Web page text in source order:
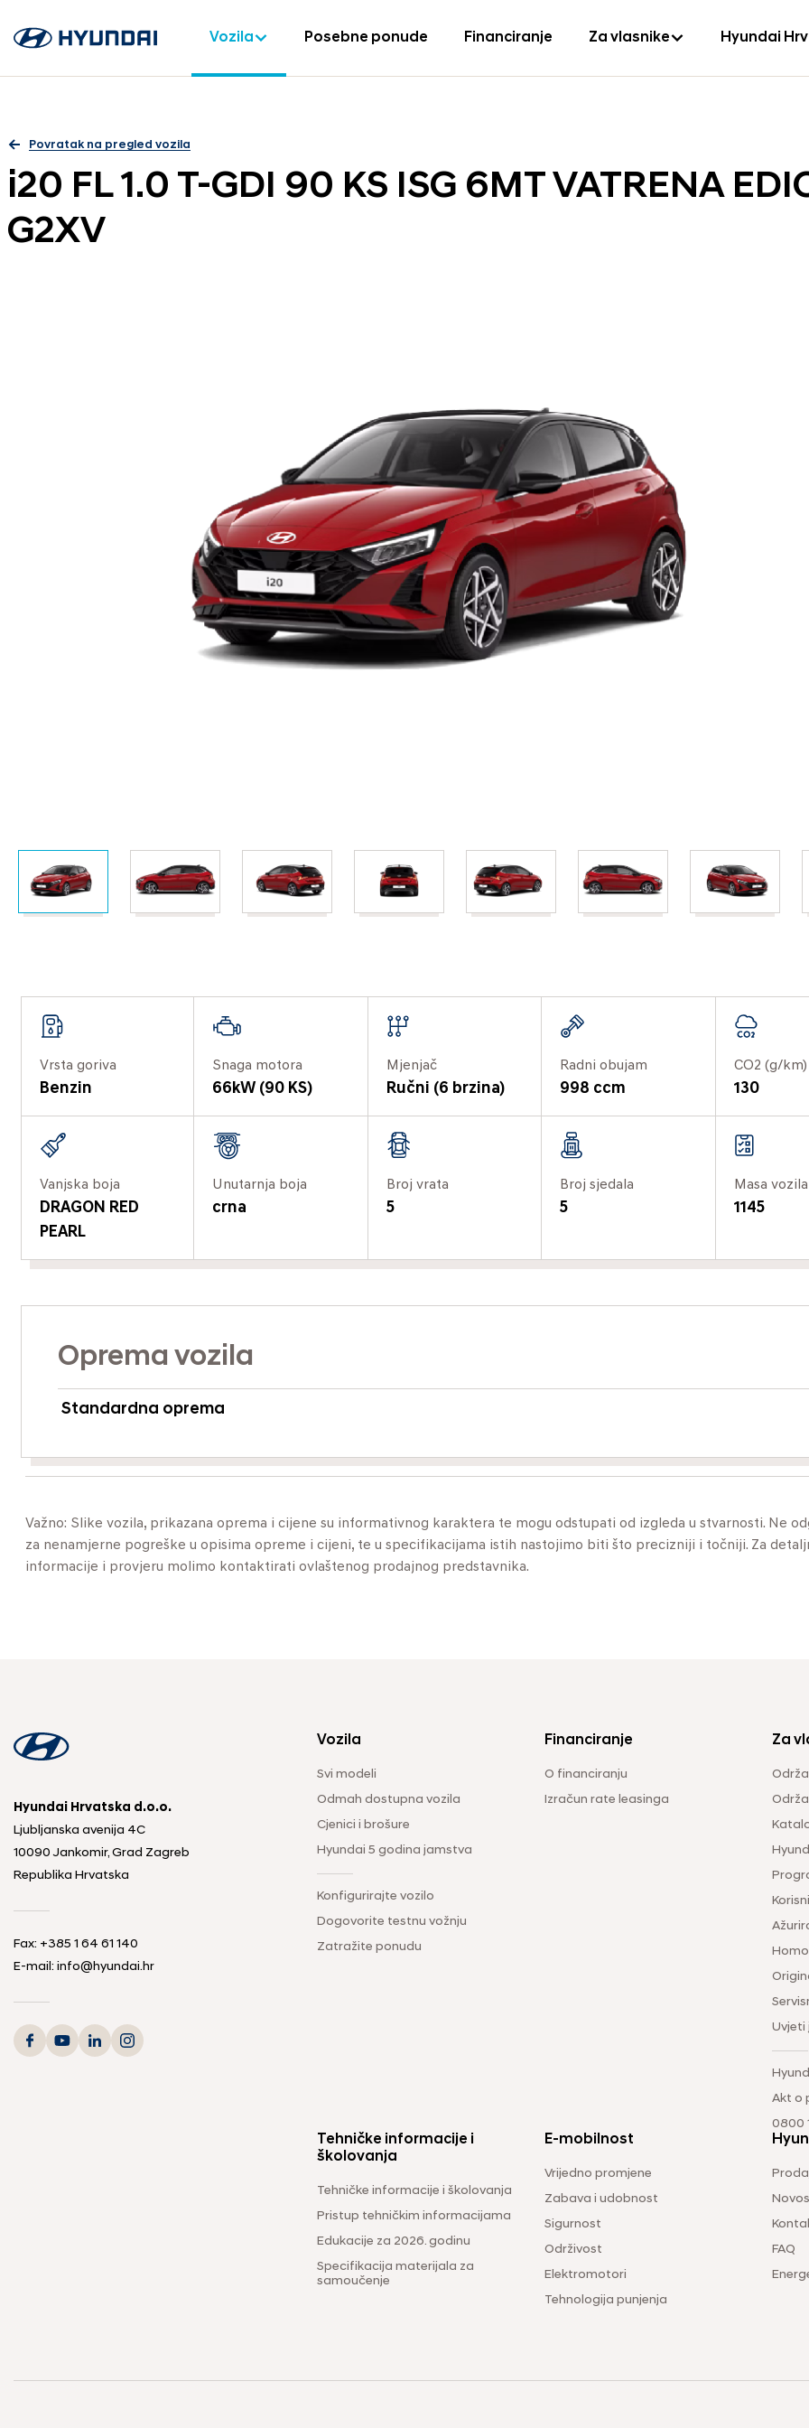
Vozila Posebne ponude Financiranje Za vlasnike Hyundai
Povratak na pregled vozila
i20 FL 1.0 T-GDI 90 KS ISG 6MT VATRENA
G2XV
Vrsta goriva
Benzin
Snaga motora
66kW (90 KS)
Mjenjač
Ručni (6 brzina)
Radni obujam
998 ccm
CO2 (g/km)
130
Vanjska boja
DRAGON RED
PEARL
Unutarnja boja
crna
Broj vrata
5
Broj sjedala
5
Masa
1145
Oprema vozila
Standardna oprema
Važno: Slike vozila, prikazana oprema i cijene su informativnog karaktera te mogu odstupati od izgleda u stvarnosti. Ne
za nenamjerne pogreške u opisima opreme i cijeni, te u specifikacijama istih nastojimo biti što precizniji i točniji. Za
informacije i provjeru molimo kontaktirati ovlaštenog prodajnog predstavnika.
Hyundai Hrvatska d.o.o.
Ljubljanska avenija 4C
10090 Jankomir, Grad Zagreb
Republika Hrvatska
Fax: +385 1 64 61 140
E-mail: info@hyundai.hr
Vozila
Svi modeli
Odmah dostupna vozila
Cjenici i brošure
Hyundai 5 godina jamstva
Konfigurirajte vozilo
Dogovorite testnu vožnju
Zatražite ponudu
Financiranje
O financiranju
Izračun rate leasinga
Za
Uvjeti
Akt o
0800
Tehničke informacije i
školovanja
Tehničke informacije i školovanja
Pristup tehničkim informacijama
Edukacije za 2026. godinu
Specifikacija materijala za
samoučenje
E-mobilnost
Vrijedno promjene
Zabava i udobnost
Sigurnost
Održivost
Elektromotori
Tehnologija punjenja
FAQ